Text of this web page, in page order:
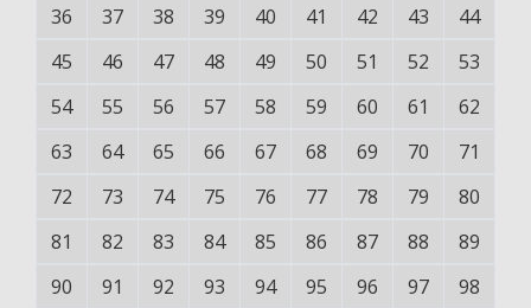
36
37 38 39 40 41 42 43
44
45
46 47 48 49 50 51 52
53
54
55 56 57 58 59 60 61
62
63
64 65 66 67 68 69 70
71
72
73 74 75 76 77 78 79
80
81
82 83 84 85 86 87 88
89
90
91 92 93 94 95 96 97
98